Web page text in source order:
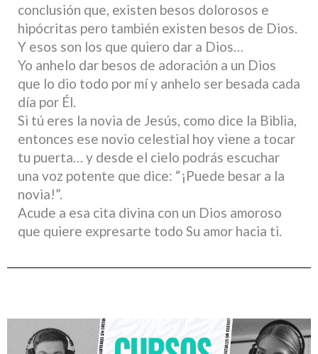
conclusión que, existen besos dolorosos e
hipócritas pero también existen besos de Dios.
Y esos son los que quiero dar a Dios…
Yo anhelo dar besos de adoración a un Dios
que lo dio todo por mí y anhelo ser besada cada
día por Él.
Si tú eres la novia de Jesús, como dice la Biblia,
entonces ese novio celestial hoy viene a tocar
tu puerta… y desde el cielo podrás escuchar
una voz potente que dice: “¡Puede besar a la
novia!”.
Acude a esa cita divina con un Dios amoroso
que quiere expresarte todo Su amor hacia ti.